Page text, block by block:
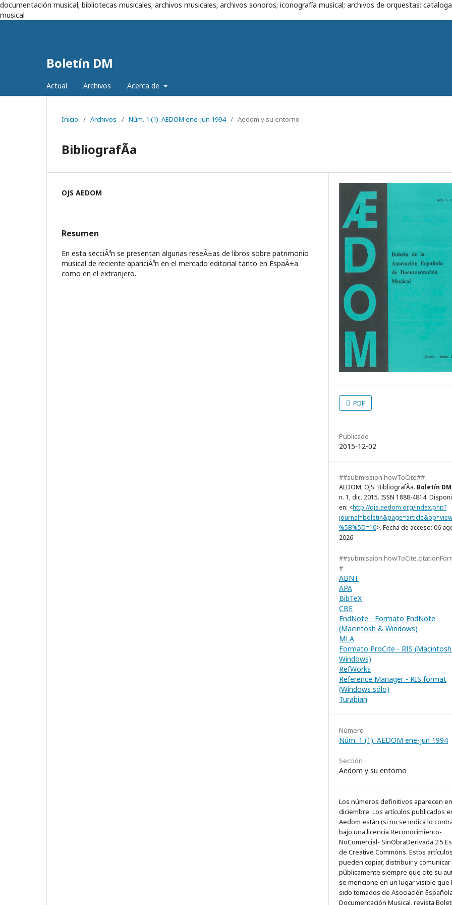
documentación musical; bibliotecas musicales; archivos musicales; archivos sonoros; iconografía musical; archivos de orquestas;
musical
Boletín DM
Actual Archivos Acerca de
Inicio / Archivos / Núm. 1 (1): AEDOM ene-jun 1994 / Aedom y su entorno
BibliografÃ­a
OJS AEDOM
Resumen
En esta secciÃ³n se presentan algunas reseÃ±as de libros sobre patrimonio
musical de reciente apariciÃ³n en el mercado editorial tanto en EspaÃ±a
como en el extranjero.
PDF
Publicado
2015-12-02
##submission.howToCite##
AEDOM, OJS. BibliografÃ­a. Boletín DM
n. 1, dic. 2015. ISSN 1888-4814.
en: <http://ojs.aedom.org/index.php?
%5B%5D=10>. Fecha de acceso: 06
2026
#
ABNT
APA
BibTeX
CBE
EndNote - Formato EndNote
(Macintosh & Windows)
MLA
Formato ProCite - RIS
Windows)
RefWorks
Reference Manager - RIS format
(Windows sólo)
Turabian
Número
Núm. 1 (1): AEDOM ene-jun 1994
Sección
Aedom y su entorno
Los números definitivos aparecen en
diciembre. Los artículos publicados
Aedom están (si no se indica lo
bajo una licencia Reconocimiento-
NoComercial- SinObraDerivada 2.5
de Creative Commons. Estos
pueden copiar, distribuir y comunicar
públicamente siempre que cite su
se mencione en un lugar visible que
sido tomados de Asociación
Documentación Musical, revista